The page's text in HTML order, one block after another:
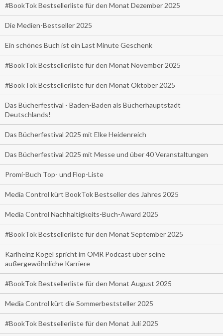
#BookTok Bestsellerliste für den Monat Dezember 2025
Die Medien-Bestseller 2025
Ein schönes Buch ist ein Last Minute Geschenk
#BookTok Bestsellerliste für den Monat November 2025
#BookTok Bestsellerliste für den Monat Oktober 2025
Das Bücherfestival - Baden-Baden als Bücherhauptstadt
Deutschlands!
Das Bücherfestival 2025 mit Elke Heidenreich
Das Bücherfestival 2025 mit Messe und über 40 Veranstaltungen
Promi-Buch Top- und Flop-Liste
Media Control kürt BookTok Bestseller des Jahres 2025
Media Control Nachhaltigkeits-Buch-Award 2025
#BookTok Bestsellerliste für den Monat September 2025
Karlheinz Kögel spricht im OMR Podcast über seine
außergewöhnliche Karriere
#BookTok Bestsellerliste für den Monat August 2025
Media Control kürt die Sommerbeststeller 2025
#BookTok Bestsellerliste für den Monat Juli 2025